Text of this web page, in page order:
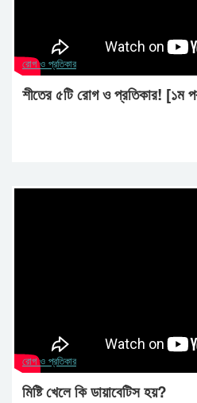
রোগ ও প্রতিকার
শীতের ৫টি রোগ ও প্রতিকার! [১ম
রোগ ও প্রতিকার
মিষ্টি খেলে কি ডায়াবেটিস হয়?